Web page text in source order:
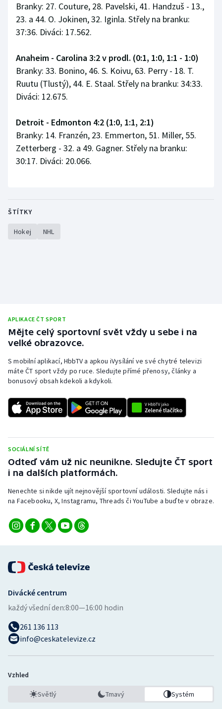
Branky: 27. Couture, 28. Pavelski, 41. Handzuš - 13.,
23. a 44. O. Jokinen, 32. Iginla. Střely na branku:
37:36. Diváci: 17.562.
Anaheim - Carolina 3:2 v prodl. (0:1, 1:0, 1:1 - 1:0)
Branky: 33. Bonino, 46. S. Koivu, 63. Perry - 18. T.
Ruutu (Tlustý), 44. E. Staal. Střely na branku: 34:33.
Diváci: 12.675.
Detroit - Edmonton 4:2 (1:0, 1:1, 2:1)
Branky: 14. Franzén, 23. Emmerton, 51. Miller, 55.
Zetterberg - 32. a 49. Gagner. Střely na branku:
30:17. Diváci: 20.066.
ŠTÍTKY
Hokej NHL
APLIKACE ČT SPORT
Mějte celý sportovní svět vždy u sebe i na
velké obrazovce.
S mobilní aplikací, HbbTV a apkou iVysílání ve své chytré televizi
máte ČT sport vždy po ruce. Sledujte přímé přenosy, články a
bonusový obsah kdekoli a kdykoli.
SOCIÁLNÍ SÍTĚ
Odteď vám už nic neunikne. Sledujte ČT sport
i na dalších platformách.
Nenechte si nikde ujít nejnovější sportovní události. Sledujte nás i
na Facebooku, X, Instagramu, Threads či YouTube a buďte v obraze.
Divácké centrum
každý všední den:8:00—16:00 hodin
261 136 113
info@ceskatelevize.cz
Vzhled
Světlý Tmavý Systém